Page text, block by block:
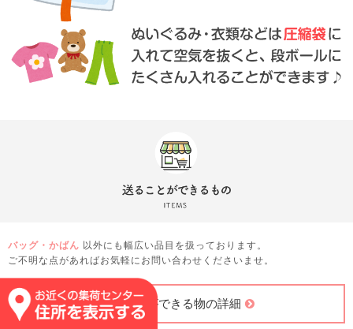
バッグ・かばん 以外にも幅広い品目を扱っております。
ご不明な点があればお気軽にお問い合わせくださいませ。
送ることができる物の詳細